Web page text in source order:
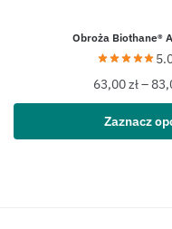
Obroża Biothane®
63,00zł–
Zaznacz